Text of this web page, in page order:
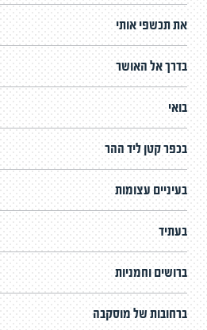
את תכשפי אותי
בדרך אל האושר
בואי
בכפר קטן ליד ההר
בעיניים עצומות
בעתיד
ברושים וחמניות
ברחובות של מוסקבה